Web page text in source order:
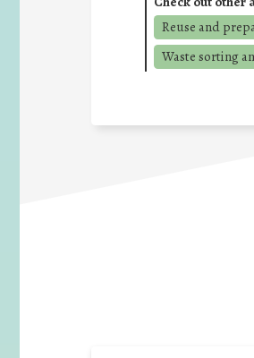
Reuse and
Waste sorting